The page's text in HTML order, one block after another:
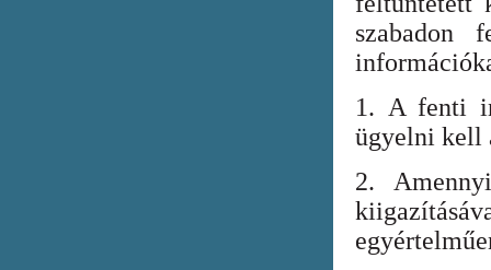
szabadon
1. A fenti
ügyelni kell
2.